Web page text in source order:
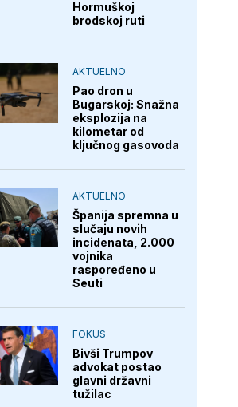
Hormuškoj
brodskoj ruti
AKTUELNO
Pao dron u
Bugarskoj: Snažna
eksplozija na
kilometar od
ključnog gasovoda
AKTUELNO
Španija spremna u
slučaju novih
incidenata, 2.000
vojnika
raspoređeno u
Seuti
FOKUS
Bivši Trumpov
advokat postao
glavni državni
tužilac